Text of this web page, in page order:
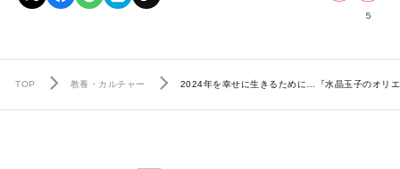
5
TOP 教養・カルチャー 2024年を幸せに生きるために…『水晶玉子のオリ